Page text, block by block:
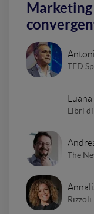
TED
Libri
The
Rizzoli